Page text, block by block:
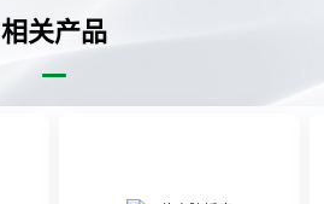
相关产品